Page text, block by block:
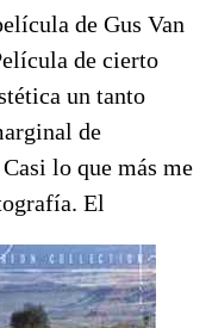
de Gus Van
de cierto
un tanto
de
lo que más me
El